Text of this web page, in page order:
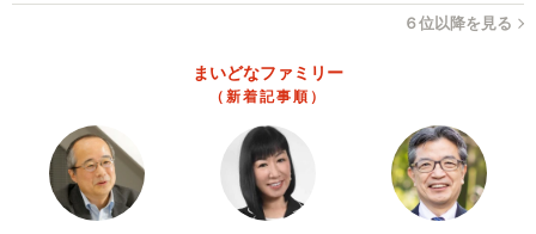
６位以降を見る
まいどなファミリー
（新着記事順）